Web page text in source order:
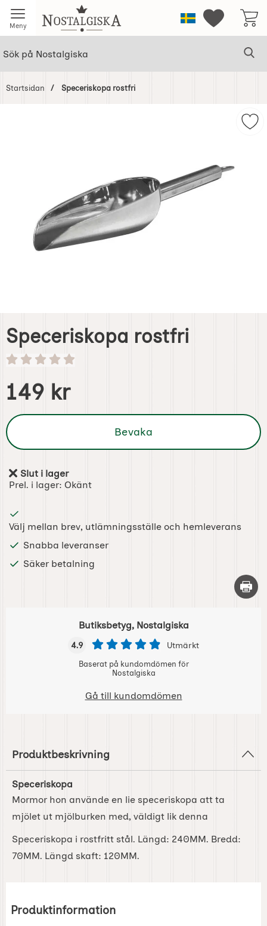
Meny Startsidan för NostalgiskaSverigeMina
Startsidan Speceriskopa rostfri
Speceriskopa rostfri
Handla denna produkt Speceriskopa rostfri
pris
149 kr
Bevaka
Tillgänglighet:
Slut i lager
Prel. i lager: Okänt
Välj mellan brev, utlämningsställe och hemleverans
Snabba leveranser
Säker betalning
Skriv
Butiksbetyg, Nostalgiska
4.9 Utmärkt
Baserat på kundomdömen för
Nostalgiska
Gå till kundomdömen
Produktbeskrivning
Speceriskopa
Mormor hon använde en lie speceriskopa att ta
mjölet ut mjölburken med, väldigt lik denna
Speceriskopa i rostfritt stål. Längd: 240MM. Bredd:
70MM. Längd skaft: 120MM.
Produktinformation